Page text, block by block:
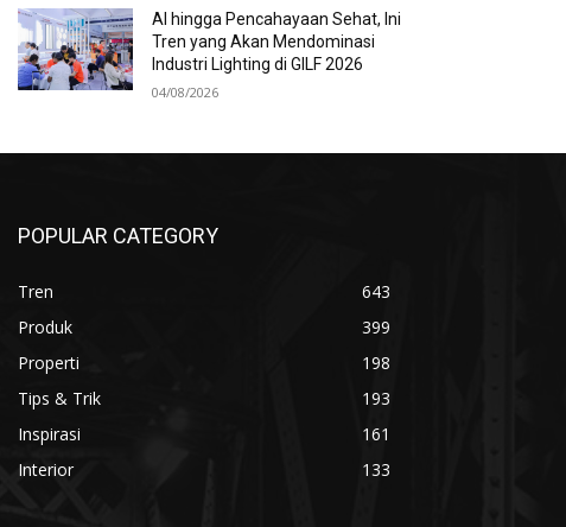
AI hingga Pencahayaan Sehat, Ini
Tren yang Akan Mendominasi
Industri Lighting di GILF 2026
04/08/2026
POPULAR CATEGORY
Tren
643
Produk
399
Properti
198
Tips & Trik
193
Inspirasi
161
Interior
133